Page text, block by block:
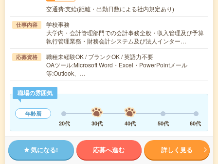
交通費:支給(距離・出勤日数による社内規定あり)
仕事内容
学校事務
大学内・会計管理部門での会計事務全般・収入管理及び予算
執行管理業務・財務会計システム及び法人インター…
応募資格
職種未経験OK / ブランクOK / 英語力不要
OAツール:Microsoft Word・Excel・PowerPointメール
等:Outlook、…
職場の雰囲気
年齢層
20代
30代 40代 50代 60代
気になる! 応募へ進む 詳しく見る